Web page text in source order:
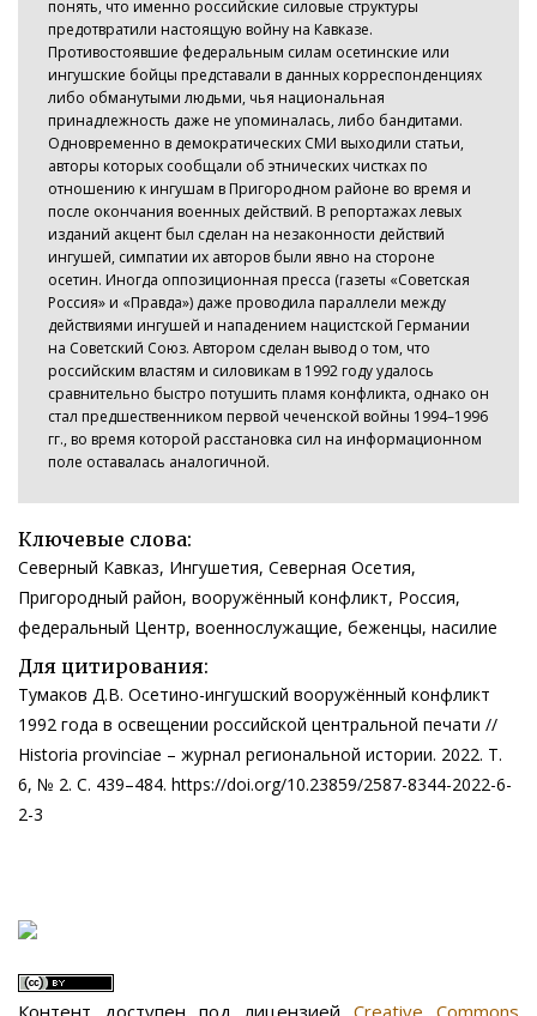
понять, что именно российские силовые структуры
предотвратили настоящую войну на Кавказе.
Противостоявшие федеральным силам осетинские или
ингушские бойцы представали в данных корреспонденциях
либо обманутыми людьми, чья национальная
принадлежность даже не упоминалась, либо бандитами.
Одновременно в демократических СМИ выходили статьи,
авторы которых сообщали об этнических чистках по
отношению к ингушам в Пригородном районе во время и
после окончания военных действий. В репортажах левых
изданий акцент был сделан на незаконности действий
ингушей, симпатии их авторов были явно на стороне
осетин. Иногда оппозиционная пресса (газеты «Советская
Россия» и «Правда») даже проводила параллели между
действиями ингушей и нападением нацистской Германии
на Советский Союз. Автором сделан вывод о том, что
российским властям и силовикам в 1992 году удалось
сравнительно быстро потушить пламя конфликта, однако он
стал предшественником первой чеченской войны 1994–1996
гг., во время которой расстановка сил на информационном
поле оставалась аналогичной.
Ключевые слова:
Северный Кавказ, Ингушетия, Северная Осетия,
Пригородный район, вооружённый конфликт, Россия,
федеральный Центр, военнослужащие, беженцы, насилие
Для цитирования:
Тумаков Д.В. Осетино-ингушский вооружённый конфликт
1992 года в освещении российской центральной печати //
Historia provinciae – журнал региональной истории. 2022. Т.
6, № 2. С. 439–484. https://doi.org/10.23859/2587-8344-2022-6-
2-3
Контент доступен под лицензией Creative Commons